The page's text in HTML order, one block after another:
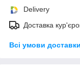
Delivery
Доставка
Всі умови доставки